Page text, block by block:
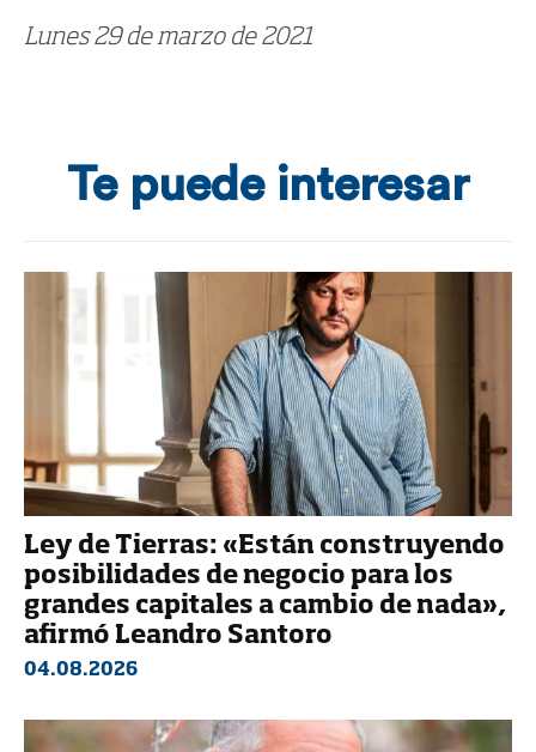
Lunes 29 de marzo de 2021
Te puede interesar
Ley de Tierras: «Están construyendo
posibilidades de negocio para los
grandes capitales a cambio de nada»,
afirmó Leandro Santoro
04.08.2026